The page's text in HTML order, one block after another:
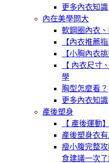
更多內衣知識
內在美學問大
軟鋼圈內衣
【內衣推薦
【小胸內衣
【 內衣尺寸
學
胸型怎麼看？
更多內衣知識
產後塑身
【 產後運動
產後塑身衣
瘦小腹完整
食建議一次